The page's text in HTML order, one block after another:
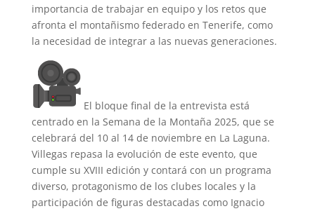
importancia de trabajar en equipo y los retos que
afronta el montañismo federado en Tenerife, como
la necesidad de integrar a las nuevas generaciones.
El bloque final de la entrevista está
centrado en la Semana de la Montaña 2025, que se
celebrará del 10 al 14 de noviembre en La Laguna.
Villegas repasa la evolución de este evento, que
cumple su XVIII edición y contará con un programa
diverso, protagonismo de los clubes locales y la
participación de figuras destacadas como Ignacio